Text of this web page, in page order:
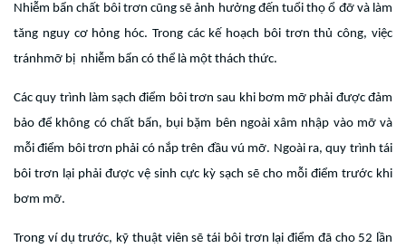
Nhiễm bẩn chất bôi trơn cũng sẽ ảnh hưởng đến tuổi thọ ổ đỡ và làm
tăng nguy cơ hỏng hóc. Trong các kế hoạch bôi trơn thủ công, việc
tránhmỡ bị nhiễm bẩn có thể là một thách thức.
Các quy trình làm sạch điểm bôi trơn sau khi bơm mỡ phải được đảm
bảo để không có chất bẩn, bụi bặm bên ngoài xâm nhập vào mỡ và
mỗi điểm bôi trơn phải có nắp trên đầu vú mỡ. Ngoài ra, quy trình tái
bôi trơn lại phải được vệ sinh cực kỳ sạch sẽ cho mỗi điểm trước khi
bơm mỡ.
Trong ví dụ trước, kỹ thuật viên sẽ tái bôi trơn lại điểm đã cho 52 lần